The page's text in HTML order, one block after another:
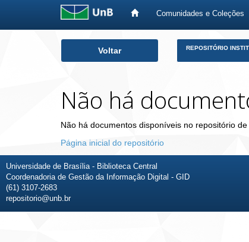
Comunidades e Coleções
Voltar REPOSITÓRIO
Não há
Não há documentos disponíveis no repositório
Página inicial do repositório
Universidade de Brasília - Biblioteca Central
Coordenadoria de Gestão da Informação Digital - GID
(61) 3107-2683
repositorio@unb.br